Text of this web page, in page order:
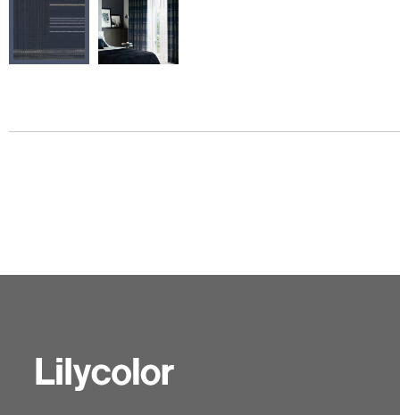
新築戸建・マンション
#リリカラのある暮らし
大阪ショールーム
仙台ショールーム